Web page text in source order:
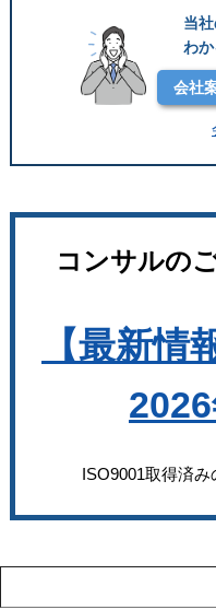
当
わか
会社
コンサルの
【最新情
ISO9001取得済